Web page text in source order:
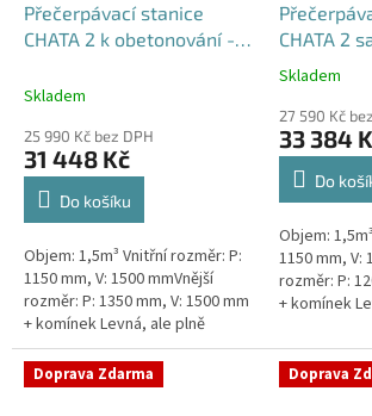
Přečerpávací stanice
CHATA 2 k obetonování -
Skladem
25 990 Kč bez DPH
31 448 Kč
Do košíku
Objem: 1,5m³ Vnitřní rozměr: P:
1150 mm, V: 1500 mmVnější
rozměr: P: 1350 mm, V: 1500 mm
+ komínek Levná, ale plně
funkční přečerpávací stanice
určená k chatám, zahradám,...
CHATA 2
nádrž 1,5m3
Průměrné
produktu
je
5,0
hvězdiček.
Skladem
27 590 Kč
33 384
Do
Objem:
1150 mm, V:
rozměr: P:
+ komínek
určená k
Doprava Zdarma Doprava